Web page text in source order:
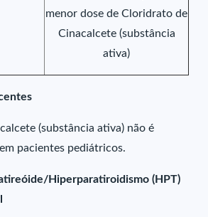
menor dose de Cloridrato de
Cinacalcete (substância
ativa)
(substância ativa) não é
pacientes pediátricos.
Hiperparatiroidismo (HPT)